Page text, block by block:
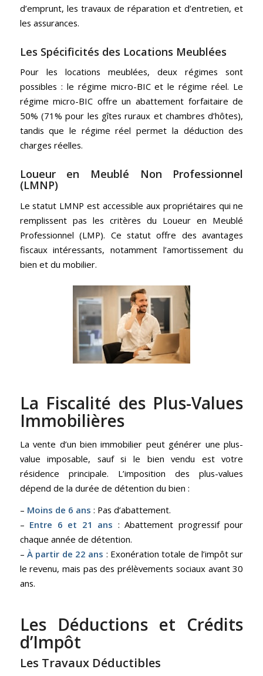
d’emprunt, les travaux de réparation et d’entretien, et
les assurances.
Les Spécificités des Locations Meublées
Pour les locations meublées, deux régimes sont
possibles : le régime micro-BIC et le régime réel. Le
régime micro-BIC offre un abattement forfaitaire de
50% (71% pour les gîtes ruraux et chambres d’hôtes),
tandis que le régime réel permet la déduction des
charges réelles.
Loueur en Meublé Non Professionnel
(LMNP)
Le statut LMNP est accessible aux propriétaires qui ne
remplissent pas les critères du Loueur en Meublé
Professionnel (LMP). Ce statut offre des avantages
fiscaux intéressants, notamment l’amortissement du
bien et du mobilier.
La Fiscalité des Plus-Values
Immobilières
La vente d’un bien immobilier peut générer une plus-
value imposable, sauf si le bien vendu est votre
résidence principale. L’imposition des plus-values
dépend de la durée de détention du bien :
– Moins de 6 ans : Pas d’abattement.
– Entre 6 et 21 ans : Abattement progressif pour
chaque année de détention.
– À partir de 22 ans : Exonération totale de l’impôt sur
le revenu, mais pas des prélèvements sociaux avant 30
ans.
Les Déductions et Crédits
d’Impôt
Les Travaux Déductibles